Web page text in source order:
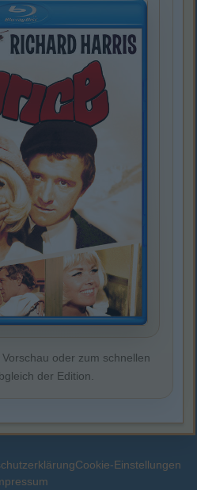
oder zum schnellen
der Edition.
Cookie-Einstellungen